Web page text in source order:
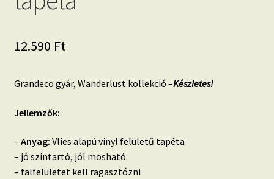
12.590 Ft
Grandeco gyár, Wanderlust kollekció –Készletes!
Jellemzők:
– Anyag: Vlies alapú vinyl felületű tapéta
– jó színtartó, jól mosható
– falfelületet kell ragasztózni